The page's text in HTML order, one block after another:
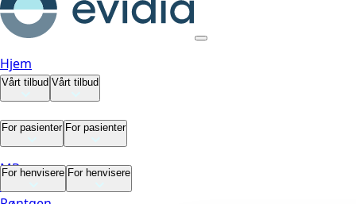
Hjem
Vårt tilbud Vårt tilbud
Vårt tilbud
MR
CT
For pasienter For pasienter
For pasienter
For henvisere For henvisere